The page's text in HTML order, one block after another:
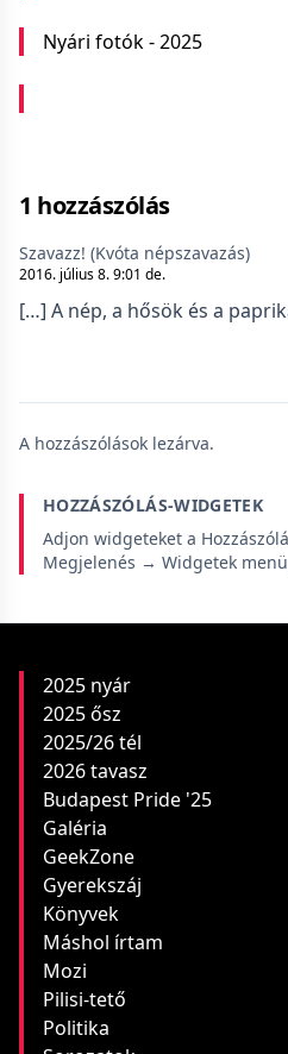
Nyári fotók - 2025
1 hozzászólás
Szavazz! (Kvóta népszavazás)
2016. július 8. 9:01 de.
[…] A nép, a hősök és a
A hozzászólások lezárva.
HOZZÁSZÓLÁS-WIDGETEK
Adjon widgeteket a
Megjelenés → Widgetek
2025 nyár
2025 ősz
2025/26 tél
2026 tavasz
Budapest Pride '25
Galéria
GeekZone
Gyerekszáj
Könyvek
Máshol írtam
Mozi
Pilisi-tető
Politika